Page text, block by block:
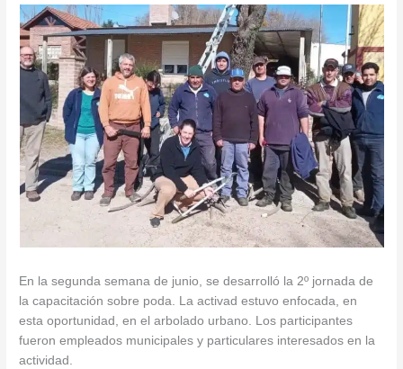
En la segunda semana de junio, se desarrolló la 2º jornada de
la capacitación sobre poda. La activad estuvo enfocada, en
esta oportunidad, en el arbolado urbano. Los participantes
fueron empleados municipales y particulares interesados en la
actividad.